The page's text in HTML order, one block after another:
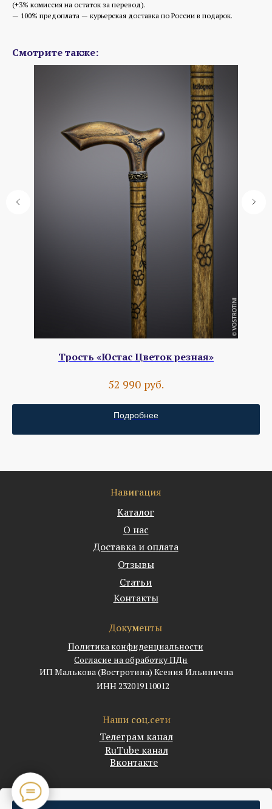
(+3% комиссия на остаток за перевод).
— 100% предоплата — курьерская доставка по России в подарок.
Смотрите также:
Трость «Юстас Цветок резная»
52 990 руб.
Подробнее
Навигация
Каталог
О нас
Доставка и оплата
ИП Малькова (Востротина) Ксения Ильинична
ИНН 232019110012
Политика конфиденциальности
Отзывы
Статьи
RuTube канал
Наши соц.сети
Телеграм канал
Контакты
Документы
Вконтакте
Согласие на обработку ПДн